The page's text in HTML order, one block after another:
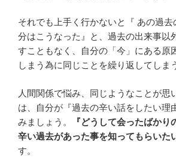
それでも上手く行かないと『 あの過去
分はこうなった』と、過去の出来事以
すこともなく、自分の「今」にある原
しまう為に同じことを繰り返してしま
人間関係で悩み、同じようなことが思
は、自分が『過去の辛い話をしたい理
みましょう。
『どうして会ったばかり
辛い過去があった事を知ってもらいた
す。